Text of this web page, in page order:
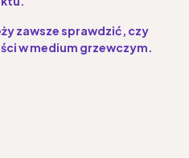
zawsze sprawdzić, czy
w medium grzewczym.